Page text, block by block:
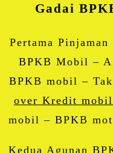
Gadai
Pertama
BPKB Mobil –
BPKB mobil –
over Kredit mobil
mobil – BPKB
Kedua Agunan